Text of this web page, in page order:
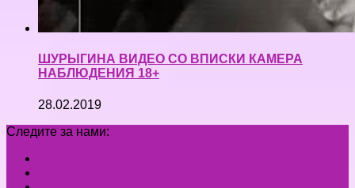
ШУРЫГИНА ВИДЕО СО ВПИСКИ КАМЕРА
НАБЛЮДЕНИЯ 18+
28.02.2019
Следите за нами: